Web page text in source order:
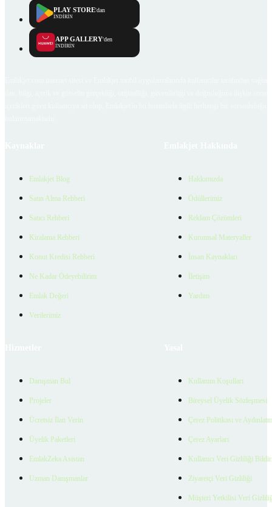
PLAY STORE'dan
İNDİRİN
APP GALLERY'den
İNDİRİN
Emlakjet Blog
Satın Alma Rehberi
Satıcı Rehberi
Kiralama Rehberi
Konut Kredisi Rehberi
Ne Kadar Ödeyebilirim
Emlak Değeri
Verilerimiz
Hakkımızda
Ödüllerimiz
Reklam Çözümleri
Kurumsal Materyaller
İnsan Kaynakları
İletişim
Yardım
Danışman Bul
Projeler
Ücretsiz İlan Verin
Üyelik Paketleri
EmlakZeka Asistan
Uzman Danışmanlar
Kullanım Koşulları
Bireysel Üyelik Sözleşmesi
Çerez Politikası ve
Çerez Ayarları
Kullanıcı Veri Gizliliği
Ziyaretçi Veri Gizliliği
Müşteri Yetkilisi Veri